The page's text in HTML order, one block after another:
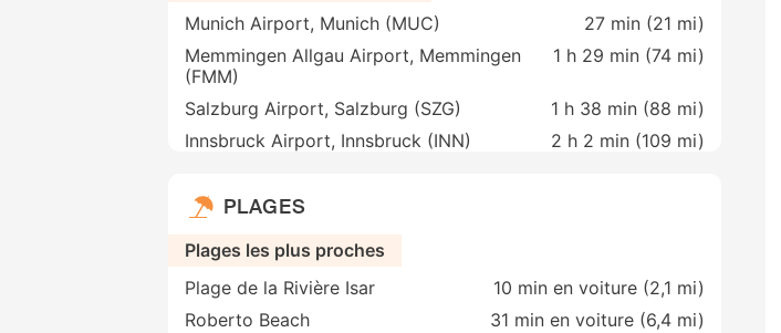
Munich Airport, Munich (MUC)
27 min (21 mi)
Memmingen Allgau Airport, Memmingen
(FMM)
1 h 29 min (74 mi)
Salzburg Airport, Salzburg (SZG) 1 h 38 min (88 mi)
Innsbruck Airport, Innsbruck (INN)
2 h 2 min (109 mi)
PLAGES
Plages les plus proches
Plage de la Rivière Isar
10 min en voiture (2,1 mi)
Roberto Beach
31 min en voiture (6,4 mi)